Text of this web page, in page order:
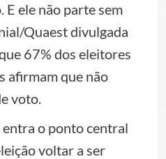
ele não parte sem
Quaest divulgada
67% dos eleitores
afirmam que não
voto.
o ponto central
voltar a ser